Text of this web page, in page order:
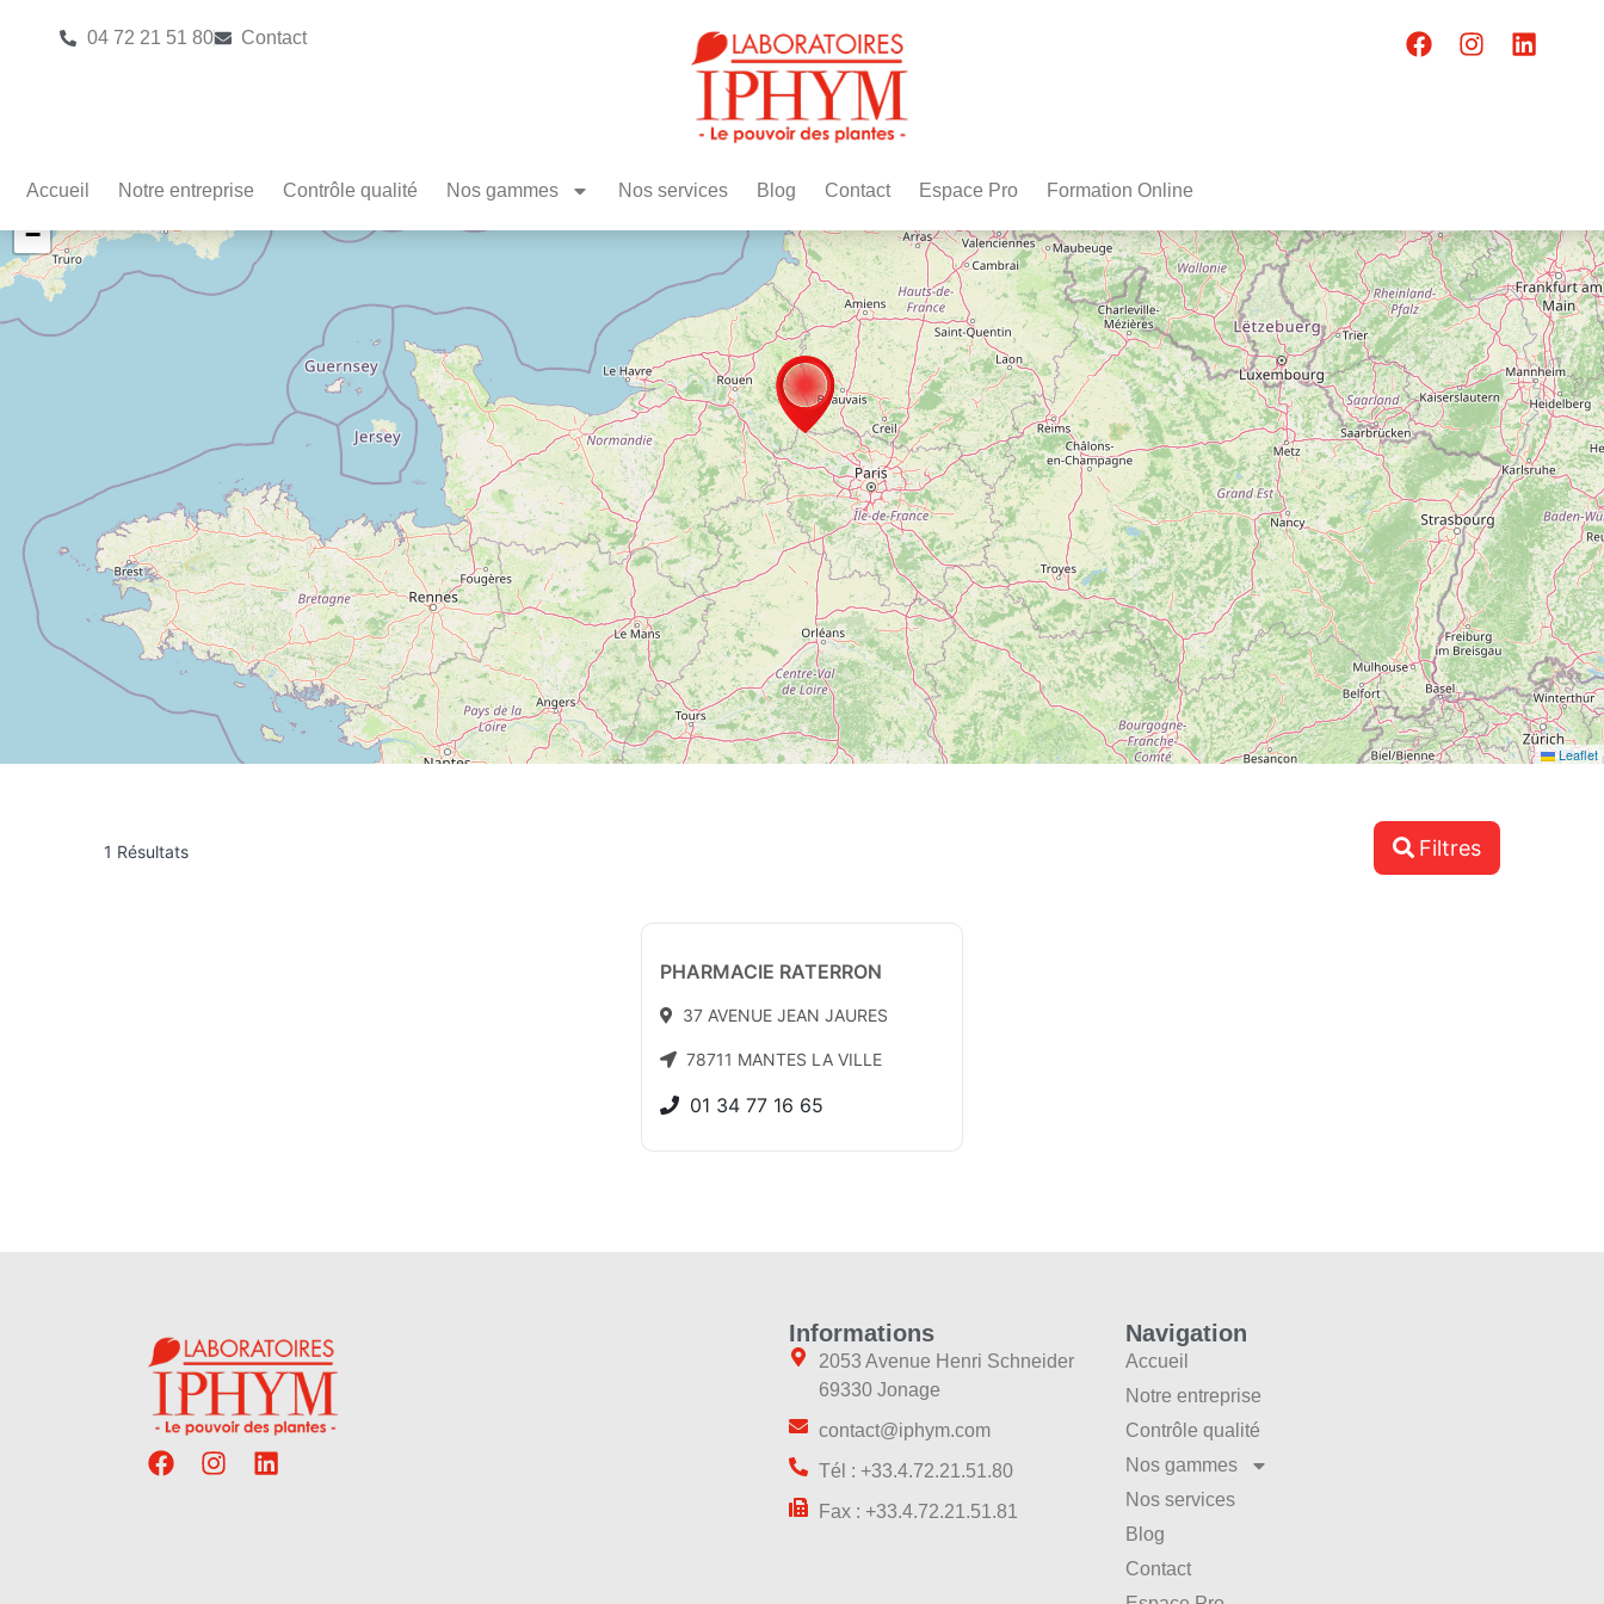
04 72 21 51 80 Contact
Accueil Notre entreprise Contrôle qualité Nos gammes Nos services Blog Contact Espace Pro Formation Online
+
−
Leaflet
1 Résultats Filtres
PHARMACIE RATERRON
37 AVENUE JEAN JAURES
78711 MANTES LA VILLE
01 34 77 16 65
Informations
2053 Avenue Henri Schneider
69330 Jonage
contact@iphym.com
Tél : +33.4.72.21.51.80
Fax : +33.4.72.21.51.81
Navigation
Accueil
Notre entreprise
Contrôle qualité
Nos gammes
Nos services
Blog
Contact